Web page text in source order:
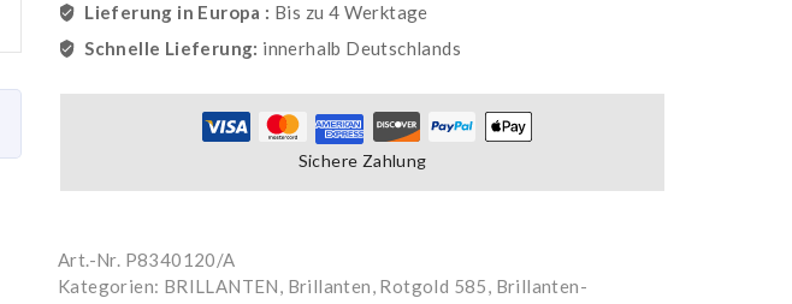
Lieferung in Europa : Bis zu 4 Werktage
Schnelle Lieferung: innerhalb Deutschlands
Sichere Zahlung
Art.-Nr. P8340120/A
Kategorien: BRILLANTEN, Brillanten, Rotgold 585, Brillanten-